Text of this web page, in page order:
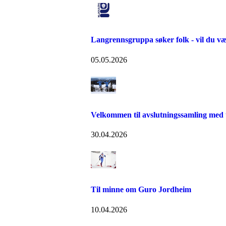
Langrennsgruppa søker folk - vil du
05.05.2026
Velkommen til avslutningssamling
30.04.2026
Til minne om Guro Jordheim
10.04.2026